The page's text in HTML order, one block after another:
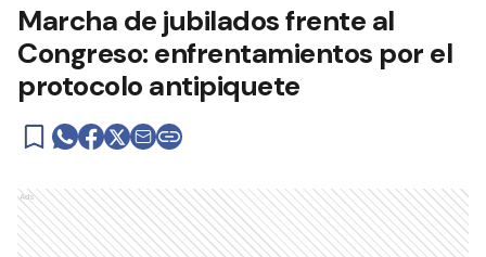
Marcha de jubilados frente al
Congreso: enfrentamientos por el
protocolo antipiquete
Ads